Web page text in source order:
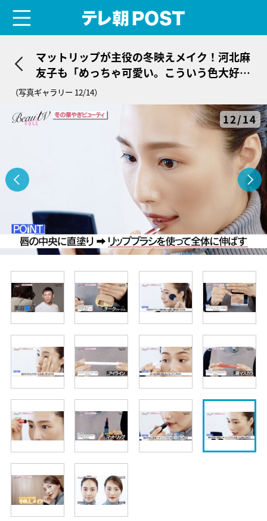
マットリップが主役の冬映えメイク！河北麻
友子も「めっちゃ可愛い。こういう色大好
き！」
（写真ギャラリー 12/14）
12/14